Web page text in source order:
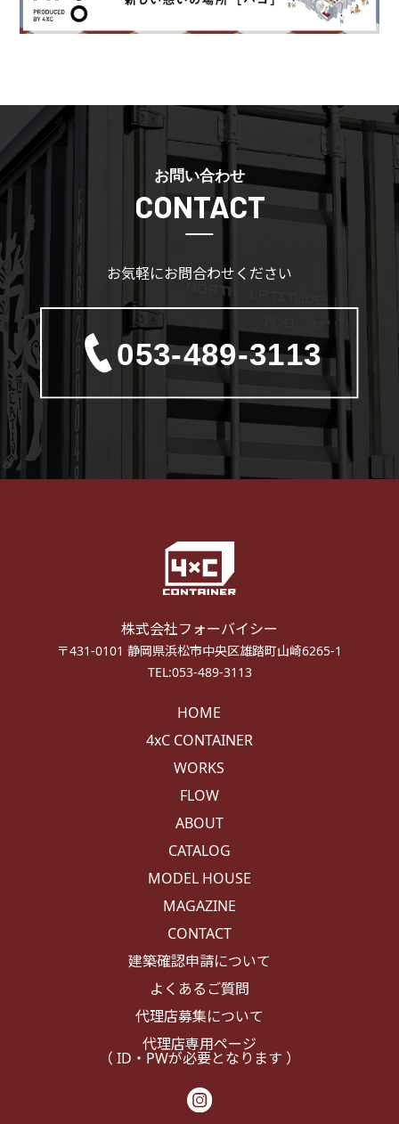
お問い合わせ
CONTACT
お気軽にお問合わせください
株式会社フォーバイシー
〒431-0101 静岡県浜松市中央区雄踏町山崎6265-1
TEL:053-489-3113
HOME
4xC CONTAINER
WORKS
FLOW
ABOUT
CATALOG
MODEL HOUSE
MAGAZINE
CONTACT
建築確認申請について
よくあるご質問
代理店募集について
代理店専用ページ
（ ID・PWが必要となります ）